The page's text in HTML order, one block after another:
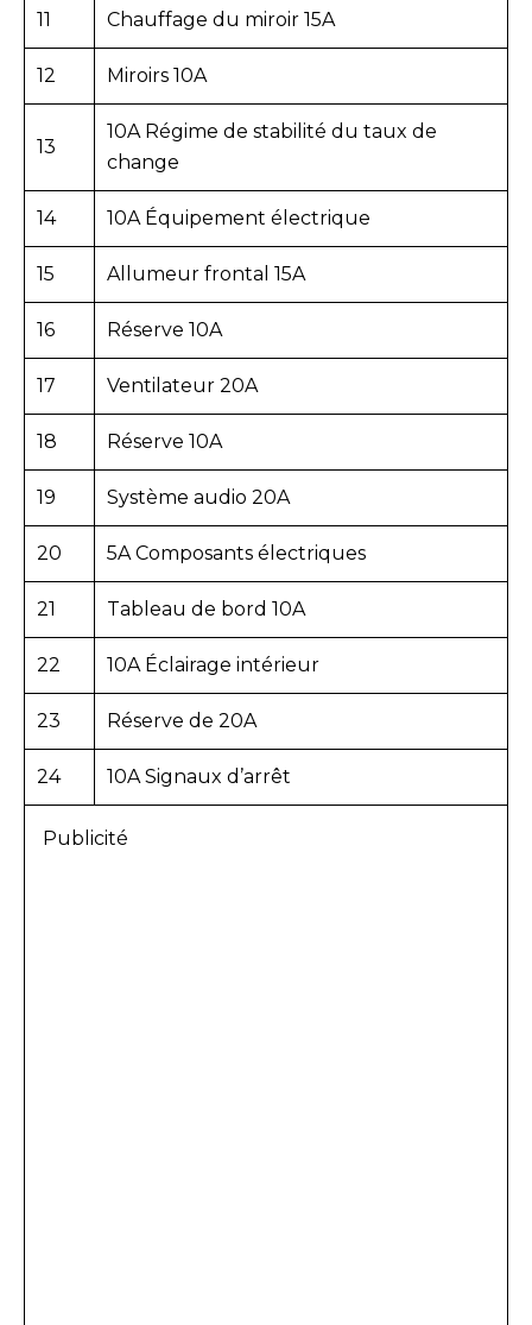
11 Chauffage du miroir 15A
12 Miroirs 10A
13
10A Régime de stabilité du taux de
change
14 10A Équipement électrique
15 Allumeur frontal 15A
16 Réserve 10A
17 Ventilateur 20A
18 Réserve 10A
19 Système audio 20A
20 5A Composants électriques
21 Tableau de bord 10A
22 10A Éclairage intérieur
23 Réserve de 20A
24 10A Signaux d’arrêt
Publicité